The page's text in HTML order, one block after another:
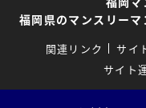
福岡県のマンスリー
関連リンク サイ
サイト